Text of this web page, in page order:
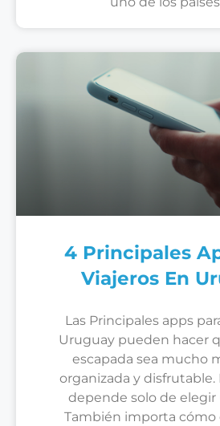
4 Principales
Viajeros En
Las Principales apps
Uruguay pueden hacer
escapada sea mucho
organizada y disfrutable.
depende solo de
También importa cómo